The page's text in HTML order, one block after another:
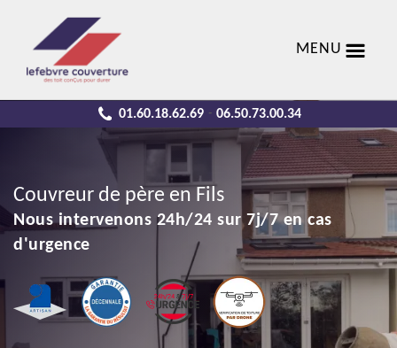
MENU
01.60.18.62.69 - 06.50.73.00.34
Couvreur de père en Fils
Nous intervenons 24h/24 sur 7j/7 en cas
d'urgence